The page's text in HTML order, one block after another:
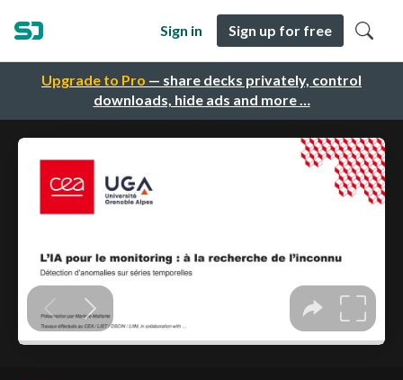
Upgrade to Pro — share decks privately, control
downloads, hide ads and more …
Sign in Sign up for free